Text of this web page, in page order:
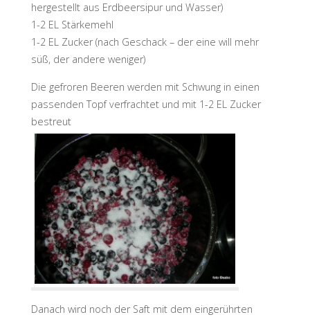
hergestellt aus Erdbeersipur und Wasser)
1-2 EL Stärkemehl
1-2 EL Zucker (nach Geschack – der eine will mehr
süß, der andere weniger)
Die gefroren Beeren werden mit Schwung in einen
passenden Topf verfrachtet und mit 1-2 EL Zucker
bestreut
Danach wird noch der Saft mit dem eingerührten